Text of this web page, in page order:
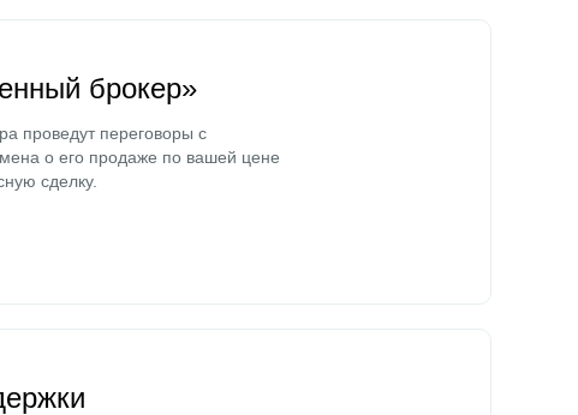
брокер»
проведут переговоры с
о его продаже по вашей цене
сделку.